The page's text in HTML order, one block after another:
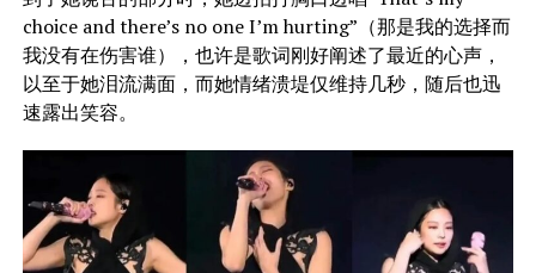
choice and there’s no one I’m hurting”（那是我的选择而
我没有在伤害谁），也许是歌词刚好阐述了最近的心声，
以至于她泪流满面，而她情绪溃堤仅维持几秒，随后也迅
速露出笑容。